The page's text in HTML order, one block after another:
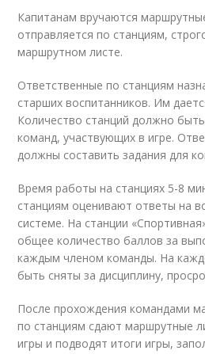
Капитанам вручаются
отправляется по станциям,
маршрутном листе.
Ответственные по станциям
старших воспитанников. Им
Количество станций должно
команд, участвующих в игре.
должны составить задания для
Время работы на станциях 5-8
станциям оценивают ответы на
системе. На станции
общее количество баллов за
каждым членом команды. На
быть сняты за дисциплину,
После прохождения командами
по станциям сдают маршрутные
игры и подводят итоги игры,